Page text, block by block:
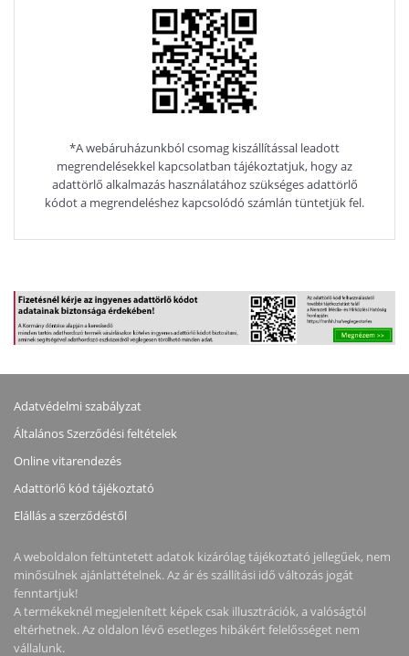
*A webáruházunkból csomag kiszállítással leadott
megrendelésekkel kapcsolatban tájékoztatjuk, hogy az
adattörlő alkalmazás használatához szükséges adattörlő
kódot a megrendeléshez kapcsolódó számlán tüntetjük fel.
Adatvédelmi szabályzat
Általános Szerződési feltételek
Online vitarendezés
Adattörlő kód tájékoztató
Elállás a szerződéstől
A weboldalon feltüntetett adatok kizárólag tájékoztató jellegűek, nem
minősülnek ajánlattételnek. Az ár és szállítási idő változás jogát
fenntartjuk!
A termékeknél megjelenített képek csak illusztrációk, a valóságtól
eltérhetnek. Az oldalon lévő esetleges hibákért felelősséget nem
vállalunk.